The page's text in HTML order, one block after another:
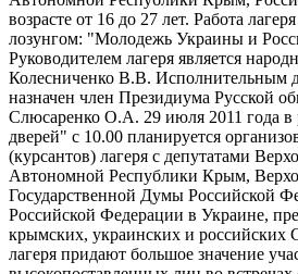
возрасте от 16 до 27 лет. Работа
лозунгом: "Молодежь Украины и
Руководителем лагеря является
Колесниченко В.В. Исполнительным
назначен член Президиума Русской
Слюсаренко О.А. 29 июля 2011 года
дверей" с 10.00 планируется
(курсантов) лагеря с депутатами
Автономной Республики Крым,
Государственной Думы Российской
Российской Федерации в Украине,
крымских, украинских и
лагеря придают большое значение